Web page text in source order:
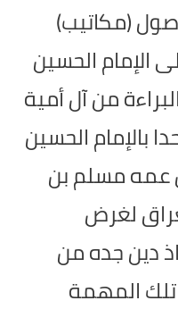
(مكاتيب)
الإمام الحسين
من آل أمية
بالإمام الحسين
عمه مسلم بن
لغرض
دين جده من
المهمة